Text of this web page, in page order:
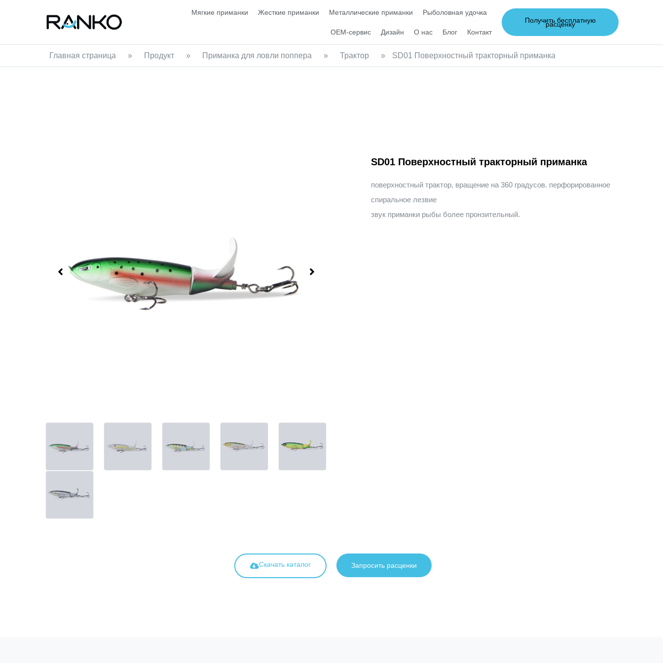
Мягкие приманки Жесткие приманки Металлические приманки Рыболовная удочка
OEM-сервис Дизайн О нас Блог Контакт
Получить бесплатную
расценку
Главная страница » Продукт » Приманка для ловли поппера » Трактор » SD01 Поверхностный тракторный приманка
SD01 Поверхностный тракторный приманка
поверхностный трактор, вращение на 360 градусов. перфорированное
спиральное лезвие
звук приманки рыбы более пронзительный.
Скачать каталог Запросить расценки